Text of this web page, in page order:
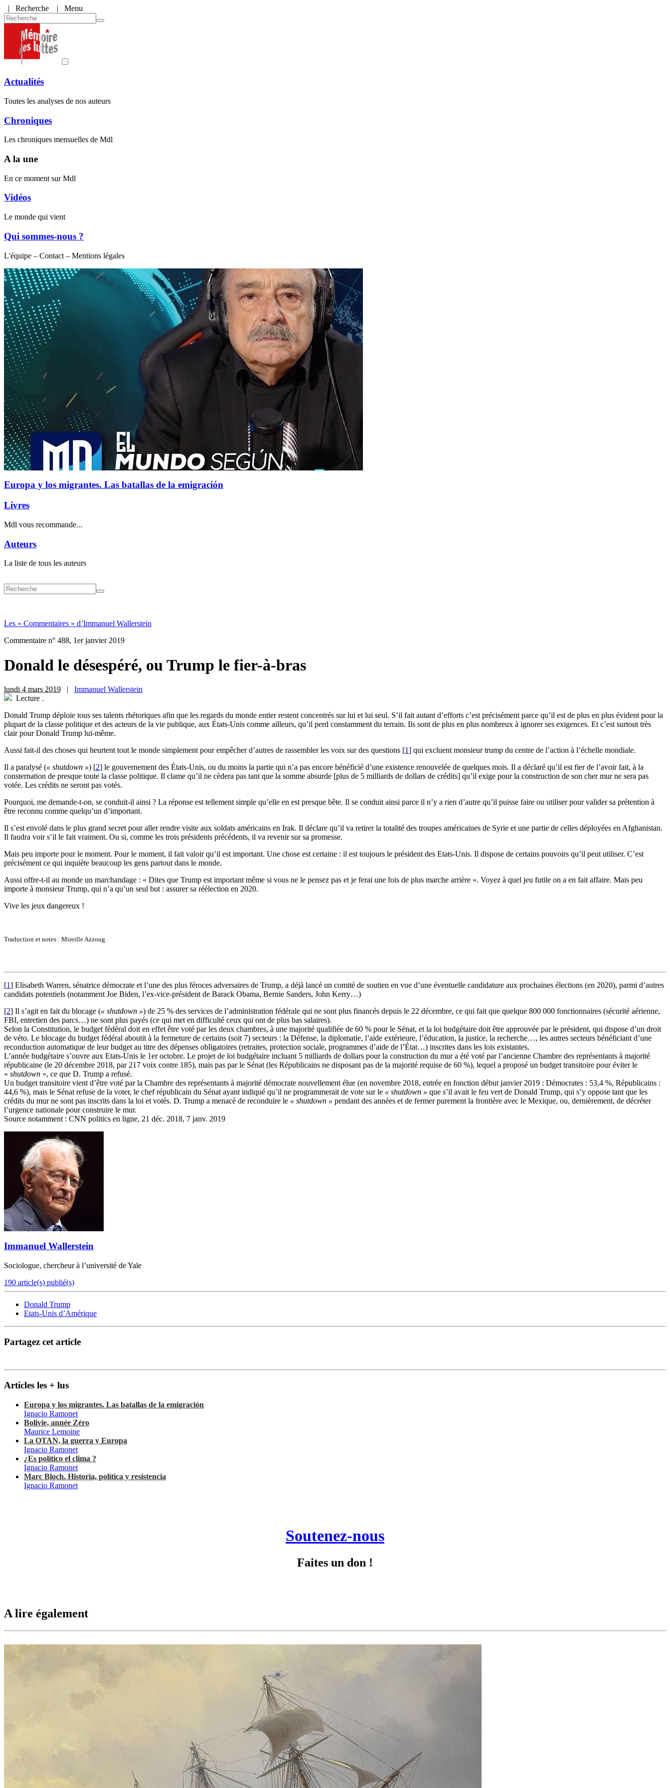
| Recherche | Menu
Actualités
Toutes les analyses de nos auteurs
Chroniques
Les chroniques mensuelles de Mdl
A la une
En ce moment sur Mdl
Vidéos
Le monde qui vient
Qui sommes-nous ?
L'équipe – Contact – Mentions légales
Europa y los migrantes. Las batallas de la emigración
Livres
Mdl vous recommande...
Auteurs
La liste de tous les auteurs
Les « Commentaires » d’Immanuel Wallerstein
Commentaire n° 488, 1er janvier 2019
Donald le désespéré, ou Trump le fier-à-bras
lundi 4 mars 2019 | Immanuel Wallerstein
Lecture .
Donald Trump déploie tous ses talents rhétoriques afin que les regards du monde entier restent concentrés sur lui et lui seul. S’il fait autant d’efforts c’est précisément parce qu’il est de plus en plus évident pour la
plupart de la classe politique et des acteurs de la vie publique, aux États-Unis comme ailleurs, qu’il perd constamment du terrain. Ils sont de plus en plus nombreux à ignorer ses exigences. Et c’est surtout très
clair pour Donald Trump lui-même.
Aussi fait-il des choses qui heurtent tout le monde simplement pour empêcher d’autres de rassembler les voix sur des questions [1] qui excluent monsieur trump du centre de l’action à l’échelle mondiale.
Il a paralysé (« shutdown ») [2] le gouvernement des États-Unis, ou du moins la partie qui n’a pas encore bénéficié d’une existence renouvelée de quelques mois. Il a déclaré qu’il est fier de l’avoir fait, à la
consternation de presque toute la classe politique. Il clame qu’il ne cèdera pas tant que la somme absurde [plus de 5 milliards de dollars de crédits] qu’il exige pour la construction de son cher mur ne sera pas
votée. Les crédits ne seront pas votés.
Pourquoi, me demande-t-on, se conduit-il ainsi ? La réponse est tellement simple qu’elle en est presque bête. Il se conduit ainsi parce il n’y a rien d’autre qu’il puisse faire ou utiliser pour valider sa prétention à
être reconnu comme quelqu’un d’important.
Il s’est envolé dans le plus grand secret pour aller rendre visite aux soldats américains en Irak. Il déclare qu’il va retirer la totalité des troupes américaines de Syrie et une partie de celles déployées en Afghanistan.
Il faudra voir s’il le fait vraiment. Ou si, comme les trois présidents précédents, il va revenir sur sa promesse.
Mais peu importe pour le moment. Pour le moment, il fait valoir qu’il est important. Une chose est certaine : il est toujours le président des Etats-Unis. Il dispose de certains pouvoirs qu’il peut utiliser. C’est
précisément ce qui inquiète beaucoup les gens partout dans le monde.
Aussi offre-t-il au monde un marchandage : « Dites que Trump est important même si vous ne le pensez pas et je ferai une fois de plus marche arrière ». Voyez à quel jeu futile on a en fait affaire. Mais peu
importe à monsieur Trump, qui n’a qu’un seul but : assurer sa réélection en 2020.
Vive les jeux dangereux !
Traduction et notes : Mireille Azzoug
[1] Elisabeth Warren, sénatrice démocrate et l’une des plus féroces adversaires de Trump, a déjà lancé un comité de soutien en vue d’une éventuelle candidature aux prochaines élections (en 2020), parmi d’autres
candidats potentiels (notamment Joe Biden, l’ex-vice-président de Barack Obama, Bernie Sanders, John Kerry…)
[2] Il s’agit en fait du blocage (« shutdown ») de 25 % des services de l’administration fédérale qui ne sont plus financés depuis le 22 décembre, ce qui fait que quelque 800 000 fonctionnaires (sécurité aérienne,
FBI, entretien des parcs…) ne sont plus payés (ce qui met en difficulté ceux qui ont de plus bas salaires).
Selon la Constitution, le budget fédéral doit en effet être voté par les deux chambres, à une majorité qualifiée de 60 % pour le Sénat, et la loi budgétaire doit être approuvée par le président, qui dispose d’un droit
de véto. Le blocage du budget fédéral aboutit à la fermeture de certains (soit 7) secteurs : la Défense, la diplomatie, l’aide extérieure, l’éducation, la justice, la recherche…, les autres secteurs bénéficiant d’une
reconduction automatique de leur budget au titre des dépenses obligatoires (retraites, protection sociale, programmes d’aide de l’État…) inscrites dans les lois existantes.
L’année budgétaire s’ouvre aux Etats-Unis le 1er octobre. Le projet de loi budgétaire incluant 5 milliards de dollars pour la construction du mur a été voté par l’ancienne Chambre des représentants à majorité
républicaine (le 20 décembre 2018, par 217 voix contre 185), mais pas par le Sénat (les Républicains ne disposant pas de la majorité requise de 60 %), lequel a proposé un budget transitoire pour éviter le
« shutdown », ce que D. Trump a refusé.
Un budget transitoire vient d’être voté par la Chambre des représentants à majorité démocrate nouvellement élue (en novembre 2018, entrée en fonction début janvier 2019 : Démocrates : 53,4 %, Républicains :
44,6 %), mais le Sénat refuse de la voter, le chef républicain du Sénat ayant indiqué qu’il ne programmerait de vote sur le « shutdown » que s’il avait le feu vert de Donald Trump, qui s’y oppose tant que les
crédits du mur ne sont pas inscrits dans la loi et votés. D. Trump a menacé de reconduire le « shutdown » pendant des années et de fermer purement la frontière avec le Mexique, ou, dernièrement, de décréter
l’urgence nationale pour construire le mur.
Source notamment : CNN politics en ligne, 21 déc. 2018, 7 janv. 2019
Immanuel Wallerstein
Sociologue, chercheur à l’université de Yale
190 article(s) publié(s)
Donald Trump
Etats-Unis d’Amérique
Partagez cet article
Articles les + lus
Europa y los migrantes. Las batallas de la emigración
Ignacio Ramonet
Bolivie, année Zéro
Maurice Lemoine
La OTAN, la guerra y Europa
Ignacio Ramonet
¿Es político el clima ?
Ignacio Ramonet
Marc Bloch. Historia, política y resistencia
Ignacio Ramonet
Soutenez-nous
Faites un don !
A lire également